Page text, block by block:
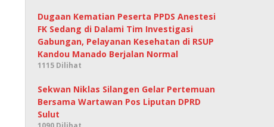
Dugaan Kematian Peserta PPDS Anestesi
FK Sedang di Dalami Tim Investigasi
Gabungan, Pelayanan Kesehatan di RSUP
Kandou Manado Berjalan Normal
1115 Dilihat
Sekwan Niklas Silangen Gelar Pertemuan
Bersama Wartawan Pos Liputan DPRD
Sulut